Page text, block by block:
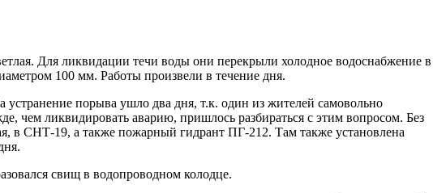
Для ликвидации течи воды они перекрыли холодное водоснабжение в
100 мм. Работы произвели в течение дня.
порыва ушло два дня, т.к. один из жителей самовольно
чем ликвидировать аварию, пришлось разбираться с этим вопросом. Без
в СНТ-19, а также пожарный гидрант ПГ-212. Там также установлена
свищ в водопроводном колодце.